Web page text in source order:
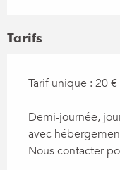
Tarifs
Tarif unique : 20
Demi-journée,
avec
Nous contacter